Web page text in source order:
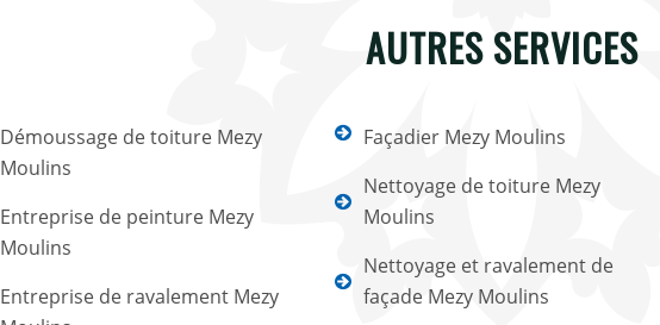
AUTRES SERVICES
Démoussage de toiture Mezy
Moulins
Entreprise de peinture Mezy
Moulins
Entreprise de ravalement Mezy
Façadier Mezy Moulins
Nettoyage de toiture Mezy
Moulins
Nettoyage et ravalement de
façade Mezy Moulins